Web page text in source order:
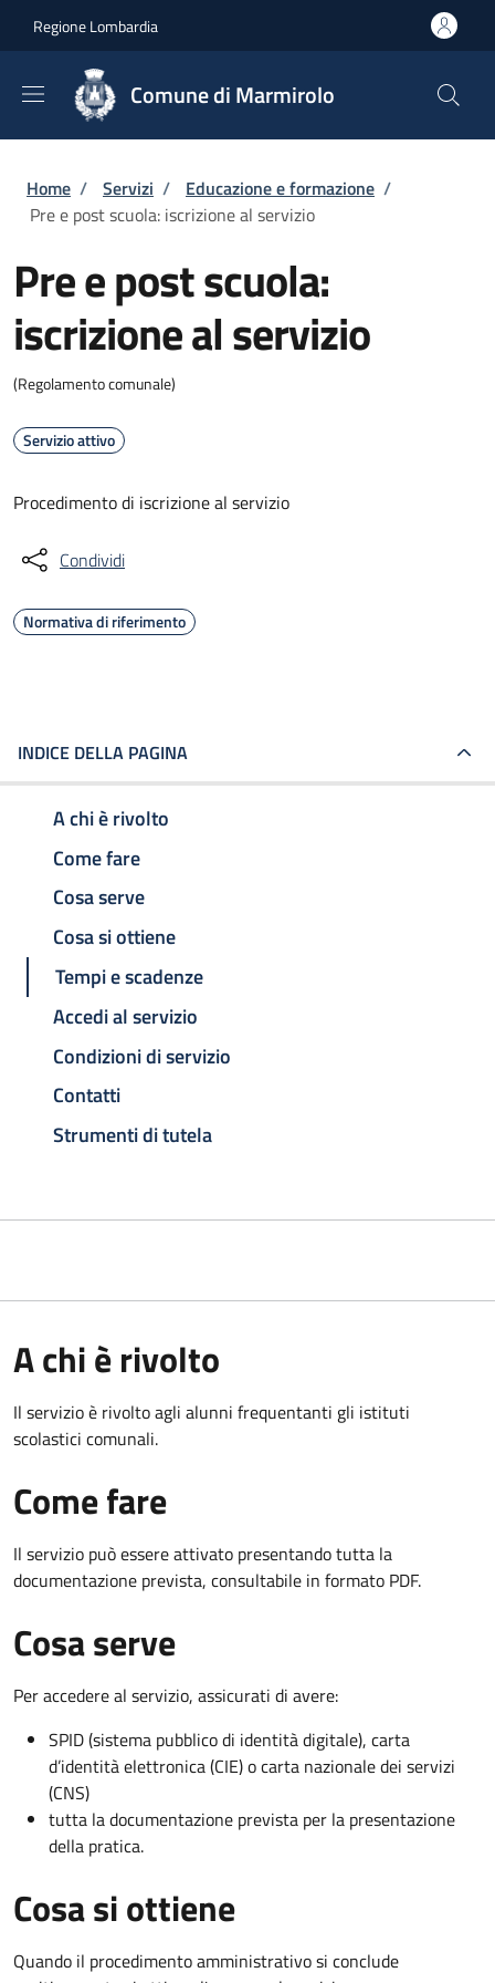
Regione Lombardia
Comune di Marmirolo
Briciole di pane
Home / Servizi / Educazione e formazione /
Pre e post scuola: iscrizione al servizio
Pre e post scuola:
iscrizione al servizio
(Regolamento comunale)
Servizio attivo
Procedimento di iscrizione al servizio
Condividi
Normativa di riferimento
INDICE DELLA PAGINA
A chi è rivolto
Come fare
Cosa serve
Cosa si ottiene
Tempi e scadenze
Accedi al servizio
Condizioni di servizio
Contatti
Strumenti di tutela
A chi è rivolto
Il servizio è rivolto agli alunni frequentanti gli istituti
scolastici comunali.
Come fare
Il servizio può essere attivato presentando tutta la
documentazione prevista, consultabile in formato PDF.
Cosa serve
Per accedere al servizio, assicurati di avere:
SPID (sistema pubblico di identità digitale), carta
d’identità elettronica (CIE) o carta nazionale dei servizi
(CNS)
tutta la documentazione prevista per la presentazione
della pratica.
Cosa si ottiene
Quando il procedimento amministrativo si conclude